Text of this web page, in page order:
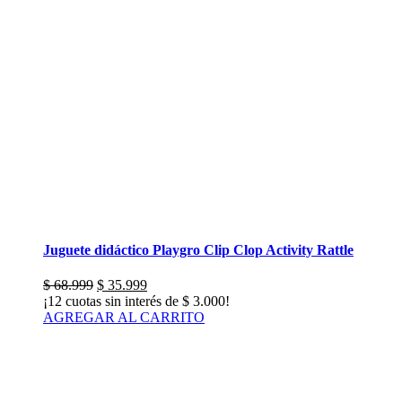
Juguete didáctico Playgro Clip Clop Activity Rattle
$68.999 El
precio
original
$ 35.999El
precio
actual
¡12 cuotas sin interés de $ 3.000!
AGREGAR AL CARRITO